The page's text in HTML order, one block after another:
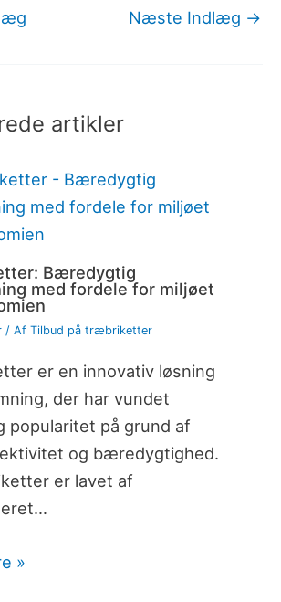
Næste Indlæg →
artikler
Bæredygtig
med fordele for miljøet
/ Af Tilbud på træbriketter
er en innovativ løsning
der har vundet
popularitet på grund af
og bæredygtighed.
er lavet af
»